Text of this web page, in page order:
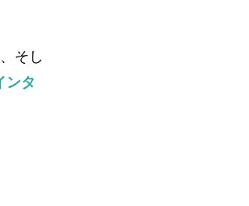
そし
ンタ